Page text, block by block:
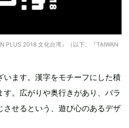
PLUS 2018 文化台湾』（以下、『TAIWAN
います。漢字をモチーフにした積
。広がりや奥行きがあり、バラ
させるという、遊び心のあるデザ